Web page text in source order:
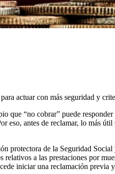
actuar con más seguridad y
que “no cobrar” puede
eso, antes de reclamar, lo más
protectora de la Seguridad Social
relativos a las prestaciones por
iniciar una reclamación previa